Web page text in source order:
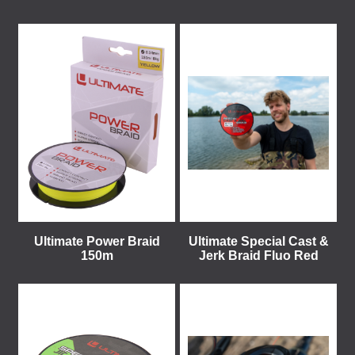
Ultimate Power Braid
150m
Ultimate Special Cast &
Jerk Braid Fluo Red